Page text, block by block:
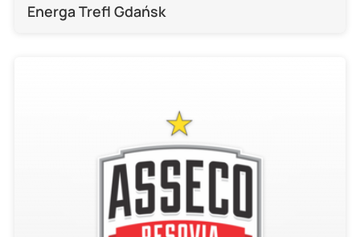
Energa Trefl Gdańsk